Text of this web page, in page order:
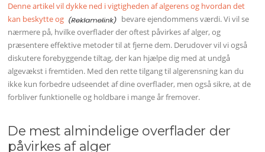
Denne artikel vil dykke ned i vigtigheden af algerens og hvordan det
kan beskytte og
bevare ejendommens værdi. Vi vil se
nærmere på, hvilke overflader der oftest påvirkes af alger, og
præsentere effektive metoder til at fjerne dem. Derudover vil vi også
diskutere forebyggende tiltag, der kan hjælpe dig med at undgå
algevækst i fremtiden. Med den rette tilgang til algerensning kan du
ikke kun forbedre udseendet af dine overflader, men også sikre, at de
forbliver funktionelle og holdbare i mange år fremover.
De mest almindelige overflader der
påvirkes af alger